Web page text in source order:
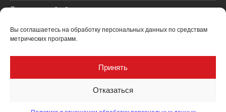
Вы соглашаетесь на обработку персональных данных по средствам
метрических программ.
Принять
Отказаться
Согласие на обработку персональных данных
Пользовательское соглашение (оферта)